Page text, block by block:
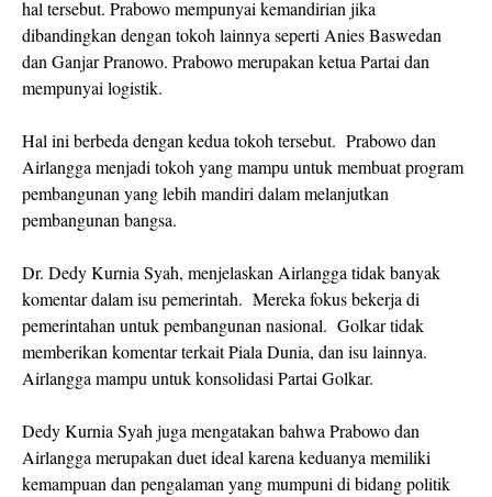
hal tersebut. Prabowo mempunyai kemandirian jika
dibandingkan dengan tokoh lainnya seperti Anies Baswedan
dan Ganjar Pranowo. Prabowo merupakan ketua Partai dan
mempunyai logistik.
Hal ini berbeda dengan kedua tokoh tersebut. Prabowo dan
Airlangga menjadi tokoh yang mampu untuk membuat program
pembangunan yang lebih mandiri dalam melanjutkan
pembangunan bangsa.
Dr. Dedy Kurnia Syah, menjelaskan Airlangga tidak banyak
komentar dalam isu pemerintah. Mereka fokus bekerja di
pemerintahan untuk pembangunan nasional. Golkar tidak
memberikan komentar terkait Piala Dunia, dan isu lainnya.
Airlangga mampu untuk konsolidasi Partai Golkar.
Dedy Kurnia Syah juga mengatakan bahwa Prabowo dan
Airlangga merupakan duet ideal karena keduanya memiliki
kemampuan dan pengalaman yang mumpuni di bidang politik